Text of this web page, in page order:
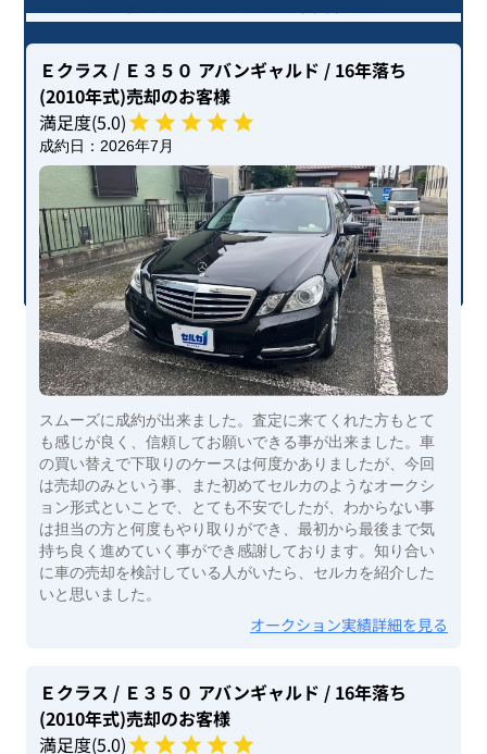
Ｅクラス / Ｅ３５０ アバンギャルド / 16年落ち
(2010年式)売却のお客様
満足度(5.0)
成約日： 2026年7月
スムーズに成約が出来ました。査定に来てくれた方もとて
も感じが良く、信頼してお願いできる事が出来ました。車
の買い替えで下取りのケースは何度かありましたが、今回
は売却のみという事、また初めてセルカのようなオークシ
ョン形式といことで、とても不安でしたが、わからない事
は担当の方と何度もやり取りができ、最初から最後まで気
持ち良く進めていく事ができ感謝しております。知り合い
に車の売却を検討している人がいたら、セルカを紹介した
いと思いました。
オークション実績詳細を見る
Ｅクラス / Ｅ３５０ アバンギャルド / 16年落ち
(2010年式)売却のお客様
満足度(5.0)